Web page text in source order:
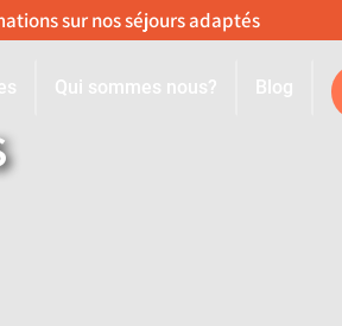
Qui sommes nous? Blog